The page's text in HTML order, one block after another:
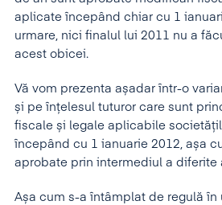
aplicate începând chiar cu 1
urmare, nici finalul lui 2011 nu a
acest obicei.
Vă vom prezenta așadar într-o
și pe înțelesul tuturor care sunt
fiscale și legale aplicabile
începând cu 1 ianuarie 2012, așa
aprobate prin intermediul a diferite
Așa cum s-a întâmplat de regulă în